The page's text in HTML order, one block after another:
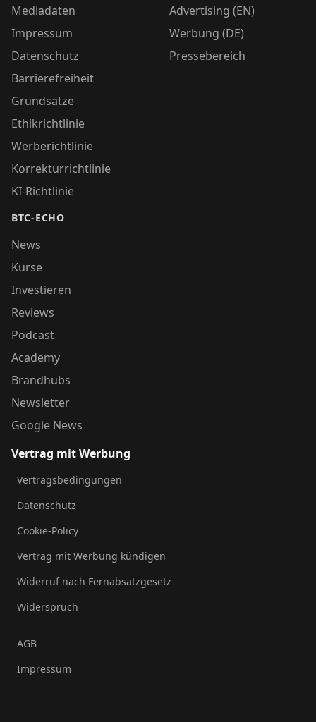
Mediadaten
Impressum
Datenschutz
Barrierefreiheit
Grundsätze
Ethikrichtlinie
Werberichtlinie
Korrekturrichtlinie
KI-Richtlinie
BTC-ECHO
News
Kurse
Investieren
Reviews
Podcast
Academy
Brandhubs
Newsletter
Google News
Advertising (EN)
Werbung (DE)
Pressebereich
Vertrag mit Werbung
Vertragsbedingungen
Datenschutz
Cookie-Policy
Vertrag mit Werbung kündigen
Widerruf nach Fernabsatzgesetz
Widerspruch
AGB
Impressum